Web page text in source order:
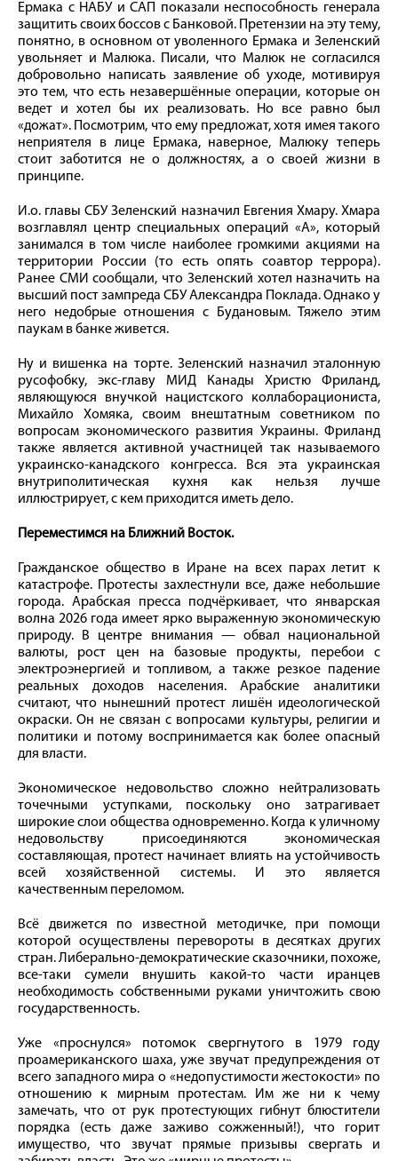
Ермака с НАБУ и САП показали неспособность генерала
защитить своих боссов с Банковой. Претензии на эту тему,
понятно, в основном от уволенного Ермака и Зеленский
увольняет и Малюка. Писали, что Малюк не согласился
добровольно написать заявление об уходе, мотивируя
это тем, что есть незавершённые операции, которые он
ведет и хотел бы их реализовать. Но все равно был
«дожат». Посмотрим, что ему предложат, хотя имея такого
неприятеля в лице Ермака, наверное, Малюку теперь
стоит заботится не о должностях, а о своей жизни в
принципе.
И.о. главы СБУ Зеленский назначил Евгения Хмару. Хмара
возглавлял центр специальных операций «А», который
занимался в том числе наиболее громкими акциями на
территории России (то есть опять соавтор террора).
Ранее СМИ сообщали, что Зеленский хотел назначить на
высший пост зампреда СБУ Александра Поклада. Однако у
него недобрые отношения с Будановым. Тяжело этим
паукам в банке живется.
Ну и вишенка на торте. Зеленский назначил эталонную
русофобку, экс-главу МИД Канады Христю Фриланд,
являющуюся внучкой нацистского коллаборациониста,
Михайло Хомяка, своим внештатным советником по
вопросам экономического развития Украины. Фриланд
также является активной участницей так называемого
украинско-канадского конгресса. Вся эта украинская
внутриполитическая кухня как нельзя лучше
иллюстрирует, с кем приходится иметь дело.
Переместимся на Ближний Восток.
Гражданское общество в Иране на всех парах летит к
катастрофе. Протесты захлестнули все, даже небольшие
города. Арабская пресса подчёркивает, что январская
волна 2026 года имеет ярко выраженную экономическую
природу. В центре внимания — обвал национальной
валюты, рост цен на базовые продукты, перебои с
электроэнергией и топливом, а также резкое падение
реальных доходов населения. Арабские аналитики
считают, что нынешний протест лишён идеологической
окраски. Он не связан с вопросами культуры, религии и
политики и потому воспринимается как более опасный
для власти.
Экономическое недовольство сложно нейтрализовать
точечными уступками, поскольку оно затрагивает
широкие слои общества одновременно. Когда к уличному
недовольству присоединяются экономическая
составляющая, протест начинает влиять на устойчивость
всей хозяйственной системы. И это является
качественным переломом.
Всё движется по известной методичке, при помощи
которой осуществлены перевороты в десятках других
стран. Либерально-демократические сказочники, похоже,
все-таки сумели внушить какой-то части иранцев
необходимость собственными руками уничтожить свою
государственность.
Уже «проснулся» потомок свергнутого в 1979 году
проамериканского шаха, уже звучат предупреждения от
всего западного мира о «недопустимости жестокости» по
отношению к мирным протестам. Им же ни к чему
замечать, что от рук протестующих гибнут блюстители
порядка (есть даже заживо сожженный!), что горит
имущество, что звучат прямые призывы свергать и